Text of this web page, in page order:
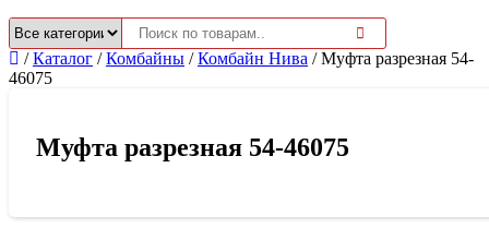
/Каталог /Комбайны /Комбайн Нива /Муфта разрезная 54-
46075
Муфта разрезная 54-46075